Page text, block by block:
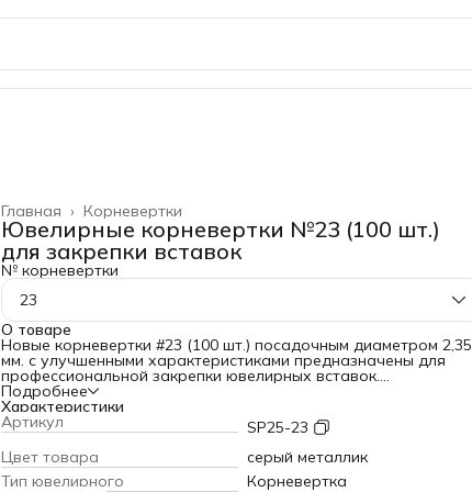
Корневертки
Главная ›
Ювелирные корневертки №23 (100 шт.)
для закрепки вставок
№ корневертки
23
О товаре
Новые корневертки #23 (100 шт.) посадочным диаметром 2,35
мм. с улучшенными характеристиками предназначены для
профессиональной закрепки ювелирных вставок.
Если Вы желаете купить корневертки для ювелира высокого
качество из прочного металла с увеличенным сроком службы,
то это именно тот вариант, который Вы искали.
Отличительной особенностью этих корневерток является
обновленная технология их изготовления, в которой
применяется электронный контроль качества выпускаемой
продукции и специальный метод закаливания металла.
Подробнее
Характеристики
Артикул
SP25-23
Цвет товара
серый металлик
Тип ювелирного
Корневертка